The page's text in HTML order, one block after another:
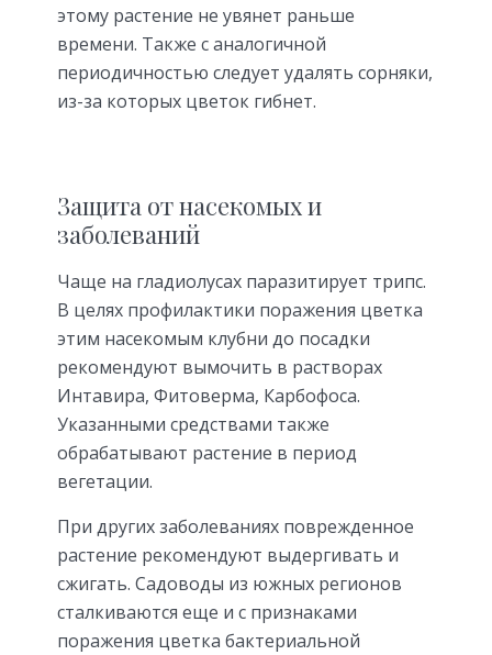
этому растение не увянет раньше
времени. Также с аналогичной
периодичностью следует удалять сорняки,
из-за которых цветок гибнет.
Защита от насекомых и
заболеваний
Чаще на гладиолусах паразитирует трипс.
В целях профилактики поражения цветка
этим насекомым клубни до посадки
рекомендуют вымочить в растворах
Интавира, Фитоверма, Карбофоса.
Указанными средствами также
обрабатывают растение в период
вегетации.
При других заболеваниях поврежденное
растение рекомендуют выдергивать и
сжигать. Садоводы из южных регионов
сталкиваются еще и с признаками
поражения цветка бактериальной